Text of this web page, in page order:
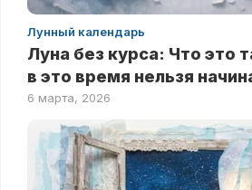
Лунный календарь
Луна без курса: Что это
в это время нельзя
6 марта, 2026